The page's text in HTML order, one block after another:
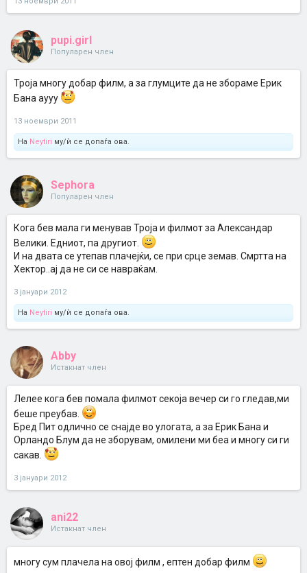
pupi.girl
Популарен член
Троја многу добар филм, а за глумците да не збораме Ерик
Бана аууу
13 ноември 2011
На Neytiri му/ѝ се допаѓа ова.
Sephora
Популарен член
Кога бев мала ги менував Троја и филмот за Александар
Велики. Едниот, па другиот.
И на двата се утепав плачејќи, се при срце земав. Смртта на
Хектор..ај да не си се навраќам.
3 јануари 2012
На Neytiri му/ѝ се допаѓа ова.
Abby
Истакнат член
Лелее кога бев помала филмот секоја вечер си го гледав,ми
беше преубав.
Бред Пит одлично се снајде во улогата, а за Ерик Бана и
Орландо Блум да не зборувам, омилени ми беа и многу си ги
сакав.
3 јануари 2012
ani22
Истакнат член
многу сум плачела на овој филм , eптен добар филм